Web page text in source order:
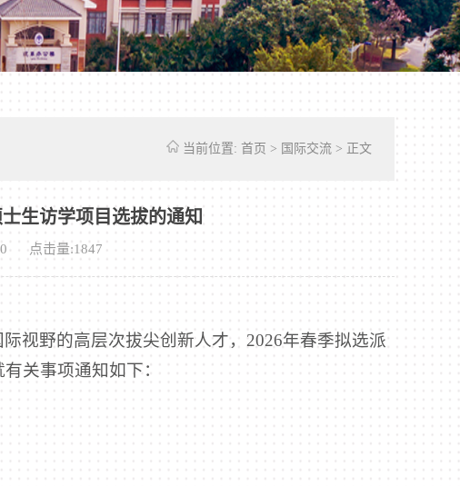
当前位置: 首页 > 国际交流 > 正文
生访学项目选拔的通知
点击量:1847
视野的高层次拔尖创新人才，2026年春季拟选派
关事项通知如下：